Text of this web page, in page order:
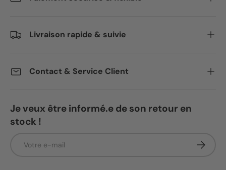
Livraison rapide & suivie
Contact & Service Client
Je veux être informé.e de son retour en
stock !